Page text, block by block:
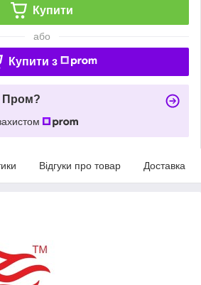
Купити
або
Купити з
Пром?
Відгуки про товар Доставка